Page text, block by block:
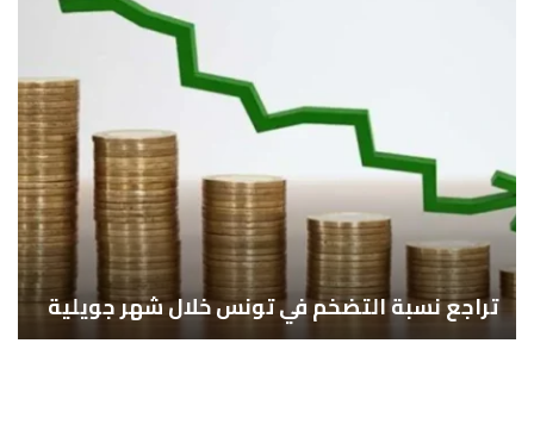
تراجع نسبة التضخم في تونس خلال شهر جويلية